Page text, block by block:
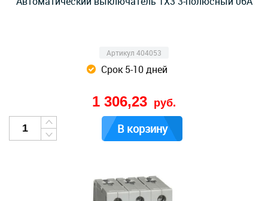
Артикул 404053
Срок 5-10 дней
1 306,23 руб.
В корзину